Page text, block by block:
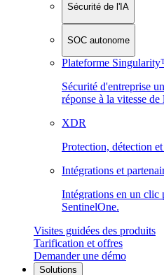
Sécurité de l'IA
SOC autonome
Plateforme
Sécurité d'entreprise
réponse à la vitesse de
XDR
Protection, détection
Intégrations et
Intégrations en un clic
SentinelOne.
Visites guidées des produits
Tarification et offres
Demander une démo
Solutions